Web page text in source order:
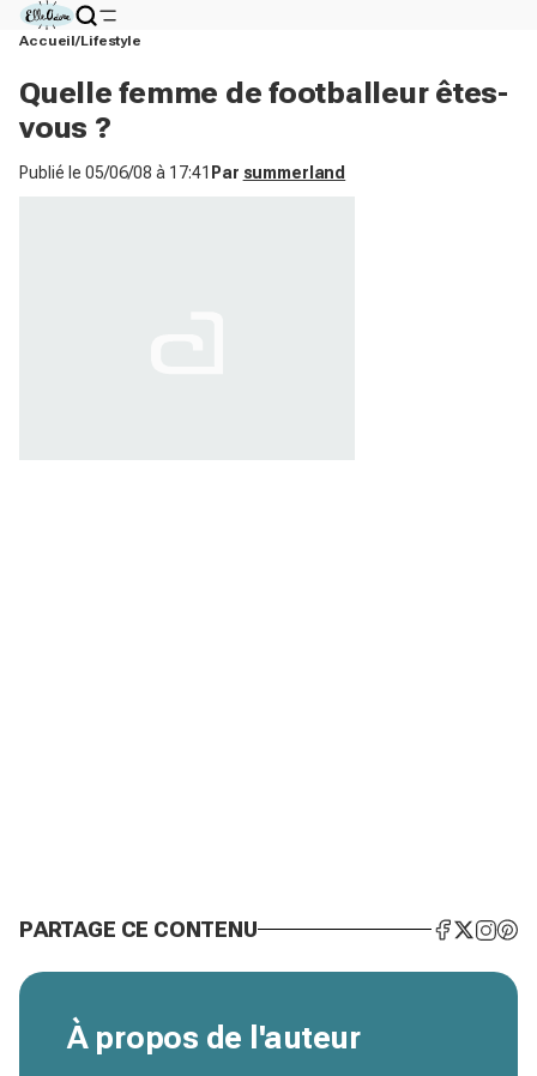
Accueil Lifestyle
Quelle femme de footballeur êtes-
vous ?
Publié le 05/06/08 à 17:41 Par summerland
PARTAGE CE CONTENU
À propos de l'auteur